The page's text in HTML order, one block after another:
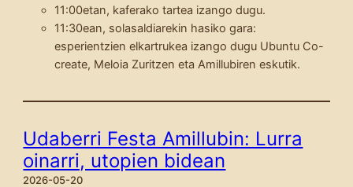
11:00etan, kaferako tartea izango dugu.
11:30ean, solasaldiarekin hasiko gara:
esperientzien elkartrukea izango dugu Ubuntu Co-
create, Meloia Zuritzen eta Amillubiren eskutik.
Udaberri Festa Amillubin: Lurra
oinarri, utopien bidean
2026-05-20